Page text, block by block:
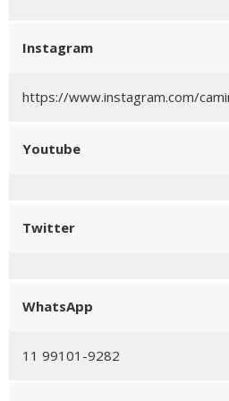
Instagram
https://www.instagram.com/
Youtube
Twitter
WhatsApp
11 99101-9282